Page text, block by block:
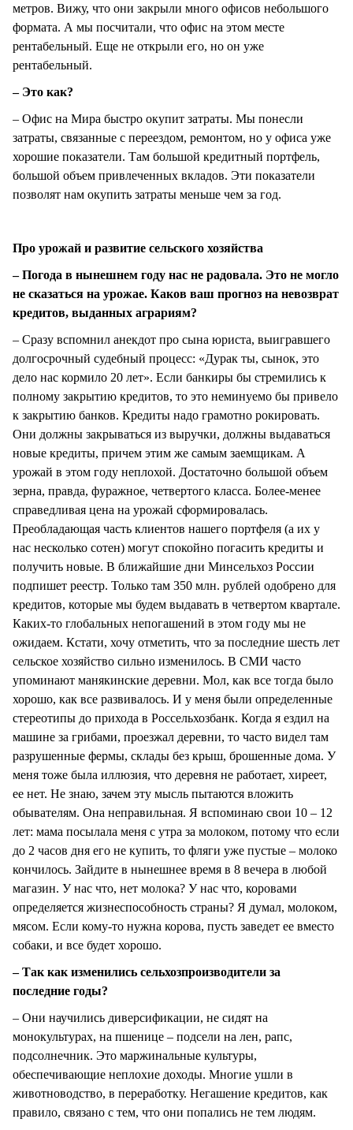
метров. Вижу, что они закрыли много офисов небольшого
формата. А мы посчитали, что офис на этом месте
рентабельный. Еще не открыли его, но он уже
рентабельный.
– Это как?
– Офис на Мира быстро окупит затраты. Мы понесли
затраты, связанные с переездом, ремонтом, но у офиса уже
хорошие показатели. Там большой кредитный портфель,
большой объем привлеченных вкладов. Эти показатели
позволят нам окупить затраты меньше чем за год.
Про урожай и развитие сельского хозяйства
– Погода в нынешнем году нас не радовала. Это не могло
не сказаться на урожае. Каков ваш прогноз на невозврат
кредитов, выданных аграриям?
– Сразу вспомнил анекдот про сына юриста, выигравшего
долгосрочный судебный процесс: «Дурак ты, сынок, это
дело нас кормило 20 лет». Если банкиры бы стремились к
полному закрытию кредитов, то это неминуемо бы привело
к закрытию банков. Кредиты надо грамотно рокировать.
Они должны закрываться из выручки, должны выдаваться
новые кредиты, причем этим же самым заемщикам. А
урожай в этом году неплохой. Достаточно большой объем
зерна, правда, фуражное, четвертого класса. Более-менее
справедливая цена на урожай сформировалась.
Преобладающая часть клиентов нашего портфеля (а их у
нас несколько сотен) могут спокойно погасить кредиты и
получить новые. В ближайшие дни Минсельхоз России
подпишет реестр. Только там 350 млн. рублей одобрено для
кредитов, которые мы будем выдавать в четвертом квартале.
Каких-то глобальных непогашений в этом году мы не
ожидаем. Кстати, хочу отметить, что за последние шесть лет
сельское хозяйство сильно изменилось. В СМИ часто
упоминают манякинские деревни. Мол, как все тогда было
хорошо, как все развивалось. И у меня были определенные
стереотипы до прихода в Россельхозбанк. Когда я ездил на
машине за грибами, проезжал деревни, то часто видел там
разрушенные фермы, склады без крыш, брошенные дома. У
меня тоже была иллюзия, что деревня не работает, хиреет,
ее нет. Не знаю, зачем эту мысль пытаются вложить
обывателям. Она неправильная. Я вспоминаю свои 10 – 12
лет: мама посылала меня с утра за молоком, потому что если
до 2 часов дня его не купить, то фляги уже пустые – молоко
кончилось. Зайдите в нынешнее время в 8 вечера в любой
магазин. У нас что, нет молока? У нас что, коровами
определяется жизнеспособность страны? Я думал, молоком,
мясом. Если кому-то нужна корова, пусть заведет ее вместо
собаки, и все будет хорошо.
– Так как изменились сельхозпроизводители за
последние годы?
– Они научились диверсификации, не сидят на
монокультурах, на пшенице – подсели на лен, рапс,
подсолнечник. Это маржинальные культуры,
обеспечивающие неплохие доходы. Многие ушли в
животноводство, в переработку. Негашение кредитов, как
правило, связано с тем, что они попались не тем людям.